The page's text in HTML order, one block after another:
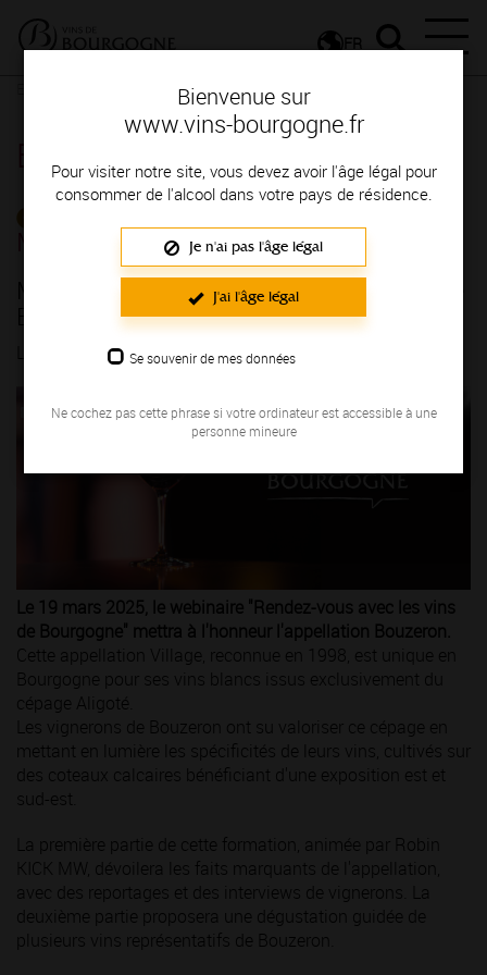
Bienvenue sur
www.vins-bourgogne.fr
Pour visiter notre site, vous devez avoir l'âge légal pour
consommer de l'alcool dans votre pays de résidence.
Je n'ai pas l'âge légal
J'ai l'âge légal
Se souvenir de mes données
Ne cochez pas cette phrase si votre ordinateur est accessible à une
personne mineure
FR
Détail d'un évenement
Espace Professionnels
MANIFESTATIONS
MULTI PAYS - Rendez-vous avec les vins de
Bourgogne - BOUZERON
LE 19/03/2025
Le 19 mars 2025, le webinaire "Rendez-vous avec les vins
de Bourgogne" mettra à l'honneur l'appellation Bouzeron.
Cette appellation Village, reconnue en 1998, est unique en
Bourgogne pour ses vins blancs issus exclusivement du
cépage Aligoté.
Les vignerons de Bouzeron ont su valoriser ce cépage en
mettant en lumière les spécificités de leurs vins, cultivés sur
des coteaux calcaires bénéficiant d'une exposition est et
sud-est.
La première partie de cette formation, animée par Robin
KICK MW, dévoilera les faits marquants de l'appellation,
avec des reportages et des interviews de vignerons. La
deuxième partie proposera une dégustation guidée de
plusieurs vins représentatifs de Bouzeron.